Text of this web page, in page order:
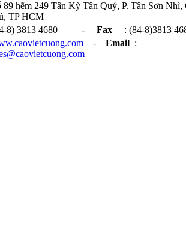
89 hẽm 249 Tân Kỳ Tân Quý, P. Tân Sơn Nhì,
TP HCM
8) 3813 4680 - Fax
: (84-8)3813
- Email :